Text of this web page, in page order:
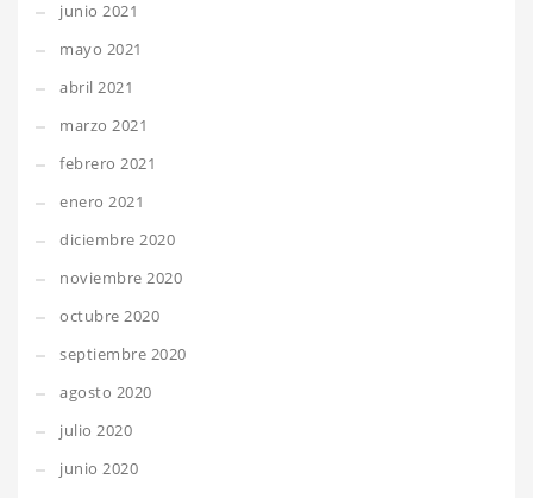
junio 2021
mayo 2021
abril 2021
marzo 2021
febrero 2021
enero 2021
diciembre 2020
noviembre 2020
octubre 2020
septiembre 2020
agosto 2020
julio 2020
junio 2020